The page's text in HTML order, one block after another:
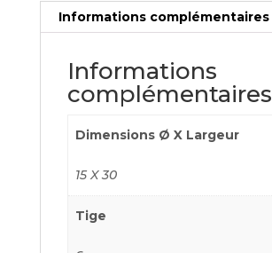
Informations complémentaires
Informations
complémentaires
Dimensions Ø X Largeur
15 X 30
Tige